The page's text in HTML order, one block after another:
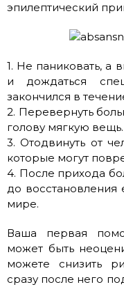
эпилептический
1. Не паниковать, а
и дождаться
закончился в
2. Перевернуть
голову мягкую вещь.
3. Отодвинуть от
которые могут
4. После прихода
до
мире.
Ваша первая
может быть
можете снизить
сразу после него